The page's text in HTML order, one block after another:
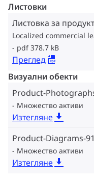
Листовки
Листовка за
Localized commercial
pdf 378.7 kB
Преглед
Визуални обекти
Product-
Множество активи
Изтегляне
Product-Diagrams-
Множество активи
Изтегляне